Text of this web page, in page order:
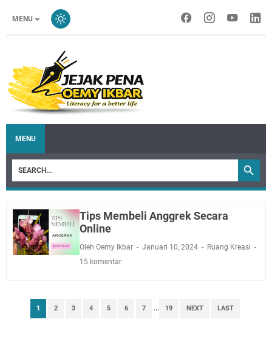
MENU
MENU
Tips Membeli Anggrek Secara
Online
Oleh Oemy Ikbar Januari 10, 2024
Ruang Kreasi
15 komentar
1 2 3 4 5 6 7 ... 19 NEXT LAST